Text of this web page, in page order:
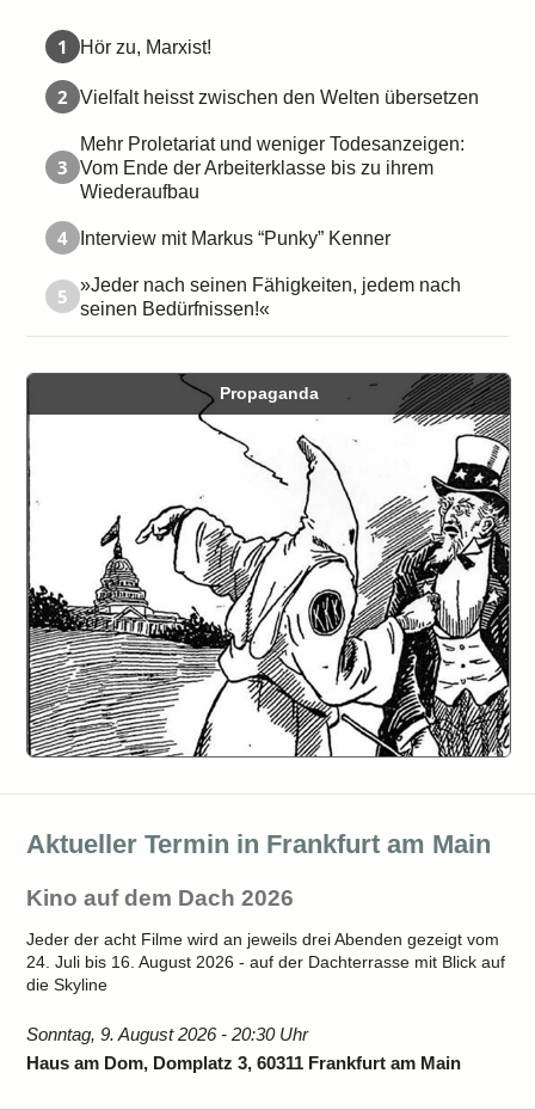
1 Hör zu, Marxist!
2 Vielfalt heisst zwischen den Welten übersetzen
3
Mehr Proletariat und weniger Todesanzeigen:
Vom Ende der Arbeiterklasse bis zu ihrem
Wiederaufbau
4 Interview mit Markus “Punky” Kenner
5
»Jeder nach seinen Fähigkeiten, jedem nach
seinen Bedürfnissen!«
Propaganda
Aktueller Termin in Frankfurt am Main
Kino auf dem Dach 2026
Jeder der acht Filme wird an jeweils drei Abenden gezeigt vom
24. Juli bis 16. August 2026 - auf der Dachterrasse mit Blick auf
die Skyline
Sonntag, 9. August 2026 - 20:30 Uhr
Haus am Dom, Domplatz 3, 60311 Frankfurt am Main